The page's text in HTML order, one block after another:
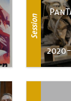
Session